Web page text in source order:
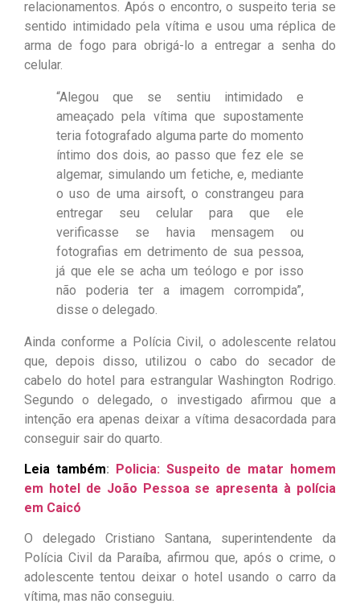
relacionamentos. Após o encontro, o suspeito teria se
sentido intimidado pela vítima e usou uma réplica de
arma de fogo para obrigá-lo a entregar a senha do
celular.
“Alegou que se sentiu intimidado e
ameaçado pela vítima que supostamente
teria fotografado alguma parte do momento
íntimo dos dois, ao passo que fez ele se
algemar, simulando um fetiche, e, mediante
o uso de uma airsoft, o constrangeu para
entregar seu celular para que ele
verificasse se havia mensagem ou
fotografias em detrimento de sua pessoa,
já que ele se acha um teólogo e por isso
não poderia ter a imagem corrompida”,
disse o delegado.
Ainda conforme a Polícia Civil, o adolescente relatou
que, depois disso, utilizou o cabo do secador de
cabelo do hotel para estrangular Washington Rodrigo.
Segundo o delegado, o investigado afirmou que a
intenção era apenas deixar a vítima desacordada para
conseguir sair do quarto.
Leia também: Policia: Suspeito de matar homem
em hotel de João Pessoa se apresenta à polícia
em Caicó
O delegado Cristiano Santana, superintendente da
Polícia Civil da Paraíba, afirmou que, após o crime, o
adolescente tentou deixar o hotel usando o carro da
vítima, mas não conseguiu.